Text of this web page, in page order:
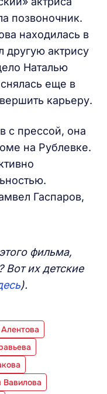
позвоночник.
находилась в
другую актрису
Наталью
еще в
карьеру.
с прессой, она
на Рублевке.
Гаспаров,
фильма,
Вот их детские
).
Вавилова